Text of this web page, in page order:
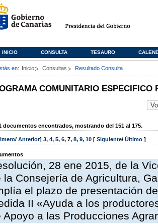
INICIO CONSULTA TESAURO
en: Inicio Consultas Resultado Consulta
COMUNITARIO ESPECIFICO
documentos encontrados, mostrando del 151 al 175.
/ Anterior] 3, 4, 5, 6, 7, 8, 9, 10 [ Siguiente/ Último ]
28 ene 2015, de la
la Consejería de Agricultura,
el plazo de presentación
II «Ayuda a los
Apoyo a las Producciones